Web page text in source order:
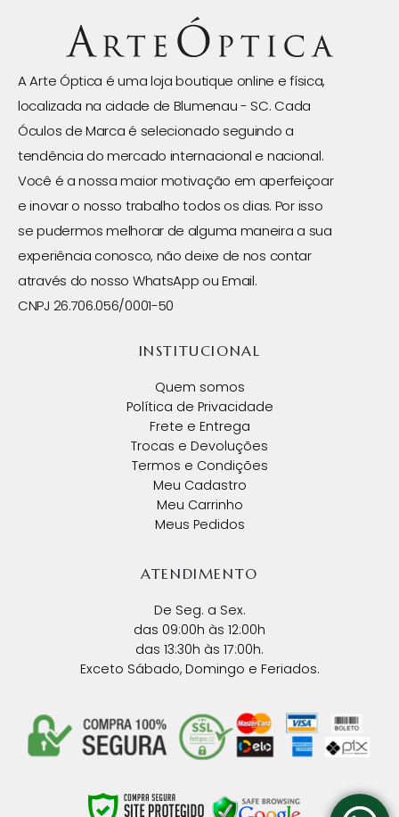
A Arte Óptica é uma loja boutique online e física,
localizada na cidade de Blumenau - SC. Cada
Óculos de Marca é selecionado seguindo a
tendência do mercado internacional e nacional.
Você é a nossa maior motivação em aperfeiçoar
e inovar o nosso trabalho todos os dias. Por isso
se pudermos melhorar de alguma maneira a sua
experiência conosco, não deixe de nos contar
através do nosso WhatsApp ou Email.
CNPJ 26.706.056/0001-50
INSTITUCIONAL
Quem somos
Política de Privacidade
Frete e Entrega
Trocas e Devoluções
Termos e Condições
Meu Cadastro
Meu Carrinho
Meus Pedidos
ATENDIMENTO
De Seg. a Sex.
das 09:00h às 12:00h
das 13:30h às 17:00h.
Exceto Sábado, Domingo e Feriados.